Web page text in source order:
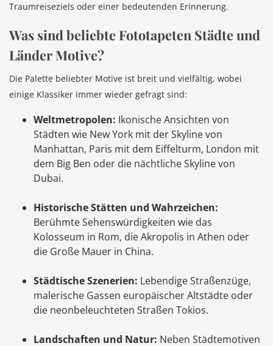
Traumreiseziels oder einer bedeutenden Erinnerung.
Was sind beliebte Fototapeten Städte und
Länder Motive?
Die Palette beliebter Motive ist breit und vielfältig, wobei
einige Klassiker immer wieder gefragt sind:
Weltmetropolen: Ikonische Ansichten von
Städten wie New York mit der Skyline von
Manhattan, Paris mit dem Eiffelturm, London mit
dem Big Ben oder die nächtliche Skyline von
Dubai.
Historische Stätten und Wahrzeichen:
Berühmte Sehenswürdigkeiten wie das
Kolosseum in Rom, die Akropolis in Athen oder
die Große Mauer in China.
Städtische Szenerien: Lebendige Straßenzüge,
malerische Gassen europäischer Altstädte oder
die neonbeleuchteten Straßen Tokios.
Landschaften und Natur: Neben Städtemotiven